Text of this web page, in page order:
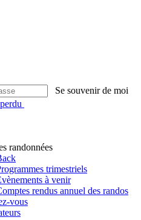
Se souvenir de moi
randonnées
trimestriels
à venir
rendus annuel des randos
vous